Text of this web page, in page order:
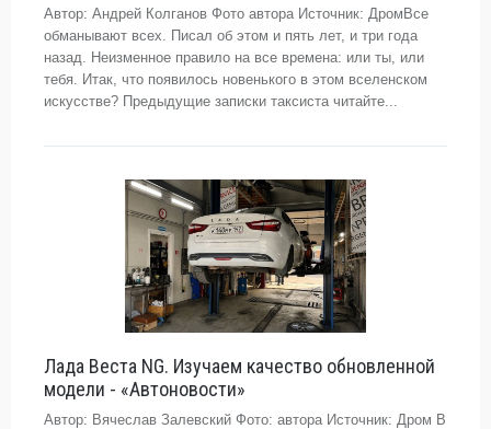
Автор: Андрей Колганов Фото автора Источник: ДромВсе
обманывают всех. Писал об этом и пять лет, и три года
назад. Неизменное правило на все времена: или ты, или
тебя. Итак, что появилось новенького в этом вселенском
искусстве? Предыдущие записки таксиста читайте...
Лада Веста NG. Изучаем качество обновленной
модели - «Автоновости»
Автор: Вячеслав Залевский Фото: автора Источник: Дром В